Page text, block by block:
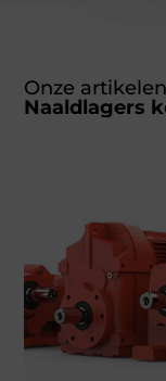
Onze
Naaldlagers